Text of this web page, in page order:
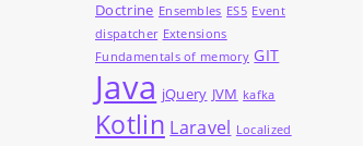
Doctrine Ensembles ES5 Event
dispatcher Extensions
Fundamentals of memory GIT
Java jQuery JVM kafka
Kotlin Laravel Localized